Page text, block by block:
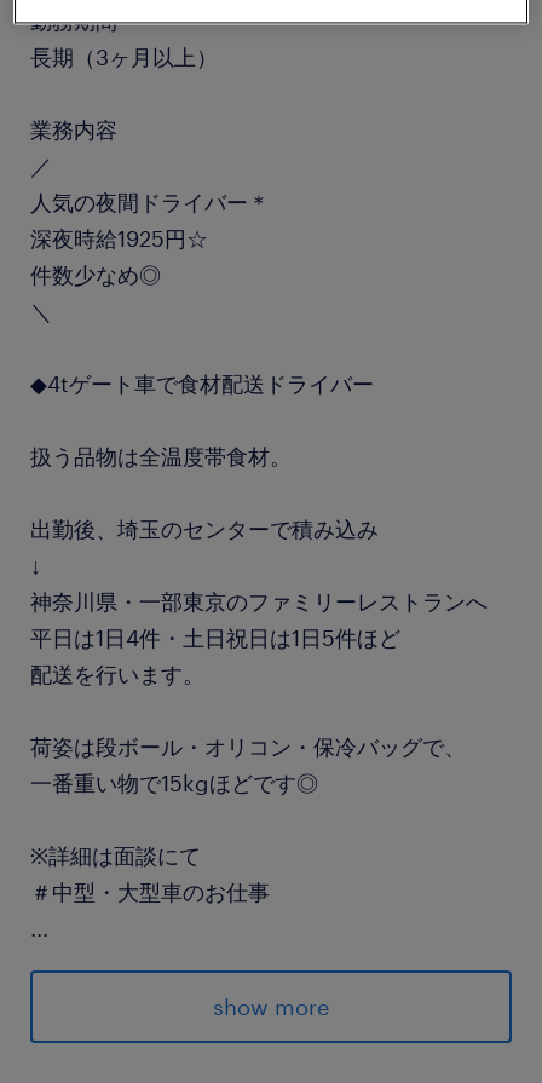
勤務期間
長期（3ヶ月以上）
業務内容
／
人気の夜間ドライバー＊
深夜時給1925円☆
件数少なめ◎
＼
◆4tゲート車で食材配送ドライバー
扱う品物は全温度帯食材。
出勤後、埼玉のセンターで積み込み
↓
神奈川県・一部東京のファミリーレストランへ
平日は1日4件・土日祝日は1日5件ほど
配送を行います。
荷姿は段ボール・オリコン・保冷バッグで、
一番重い物で15kgほどです◎
※詳細は面談にて
＃中型・大型車のお仕事
...
≪スマホで簡単☆日払い・週払いもOK！(規定
show more